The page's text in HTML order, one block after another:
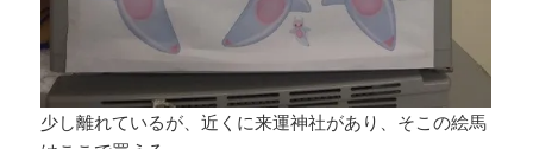
少し離れているが、近くに来運神社があり、そこの絵馬